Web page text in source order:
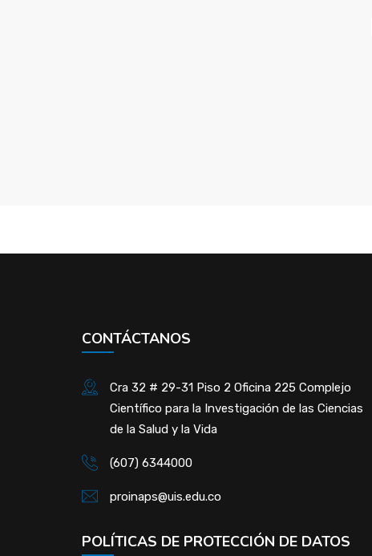
CONTÁCTANOS
Cra 32 # 29-31 Piso 2 Oficina 225 Complejo
Científico para la Investigación de las Ciencias
de la Salud y la Vida
(607) 6344000
proinaps@uis.edu.co
POLÍTICAS DE PROTECCIÓN DE DATOS